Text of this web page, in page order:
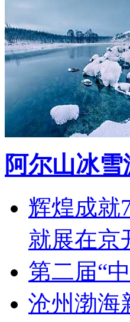
阿尔山冰
辉煌成
就展在京
第二届“
沧州渤海